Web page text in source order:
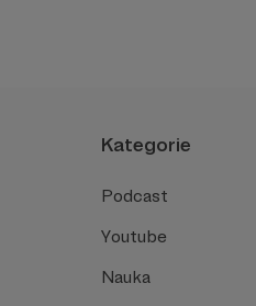
Kategorie
Podcast
Youtube
Nauka